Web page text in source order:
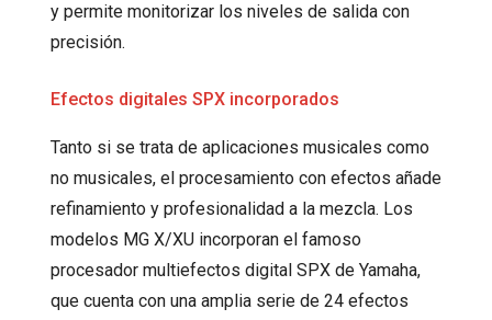
y permite monitorizar los niveles de salida con
precisión.
Efectos digitales SPX incorporados
Tanto si se trata de aplicaciones musicales como
no musicales, el procesamiento con efectos añade
refinamiento y profesionalidad a la mezcla. Los
modelos MG X/XU incorporan el famoso
procesador multiefectos digital SPX de Yamaha,
que cuenta con una amplia serie de 24 efectos